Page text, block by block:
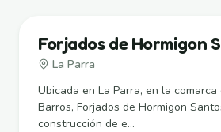
Forjados de Hormigon
La Parra
Ubicada en La Parra, en la
Barros, Forjados de Hormigon
construcción de e...